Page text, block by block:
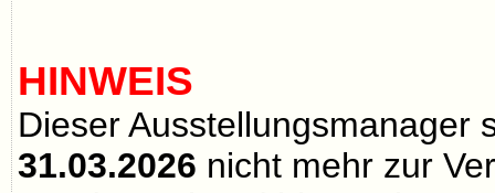
HINWEIS
Dieser Ausstellungsmanager
31.03.2026 nicht mehr zur